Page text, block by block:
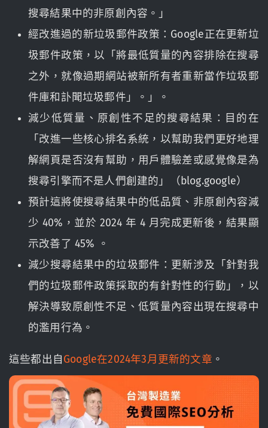
搜尋結果中的非原創內容。」
經改進過的新垃圾郵件政策：Google正在更新垃
圾郵件政策，以「將最低質量的內容排除在搜尋
之外，就像過期網站被新所有者重新當作垃圾郵
件庫和訃聞垃圾郵件」。」。
減少低質量、原創性不足的搜尋結果：目的在
「改進一些核心排名系統，以幫助我們更好地理
解網頁是否沒有幫助，用戶體驗差或感覺像是為
搜尋引擎而不是人們創建的」（blog.google）
預計這將使搜尋結果中的低品質、非原創內容減
少 40%，並於 2024 年 4 月完成更新後，結果顯
示改善了 45% 。
減少搜尋結果中的垃圾郵件：更新涉及「針對我
們的垃圾郵件政策採取的有針對性的行動」，以
解決導致原創性不足、低質量內容出現在搜尋中
的濫用行為。
這些都出自Google在2024年3月更新的文章 。